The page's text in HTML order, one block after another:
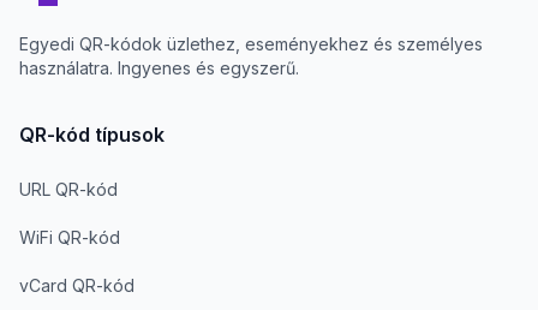
Egyedi QR-kódok üzlethez, eseményekhez és személyes
használatra. Ingyenes és egyszerű.
QR-kód típusok
URL QR-kód
WiFi QR-kód
vCard QR-kód